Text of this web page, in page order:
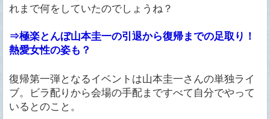
れまで何をしていたのでしょうね？
⇒極楽とんぼ山本圭一の引退から復帰までの足取り！
熱愛女性の姿も？
復帰第一弾となるイベントは山本圭一さんの単独ライ
ブ。ビラ配りから会場の手配まですべて自分でやって
いるとのこと。